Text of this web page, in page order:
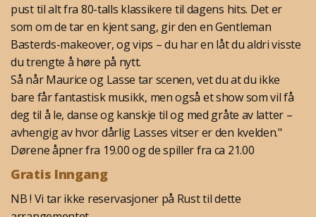
pust til alt fra 80-talls klassikere til dagens hits. Det er
som om de tar en kjent sang, gir den en Gentleman
Basterds-makeover, og vips – du har en låt du aldri visste
du trengte å høre på nytt.
Så når Maurice og Lasse tar scenen, vet du at du ikke
bare får fantastisk musikk, men også et show som vil få
deg til å le, danse og kanskje til og med gråte av latter –
avhengig av hvor dårlig Lasses vitser er den kvelden."
Dørene åpner fra 19.00 og de spiller fra ca 21.00
Gratis Inngang
NB ! Vi tar ikke reservasjoner på Rust til dette